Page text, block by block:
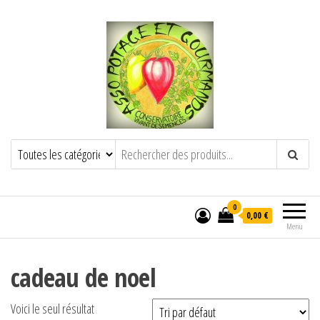
POTAGE ET GOURMANDSSemence paysanne naturelle
——————————————-
Menu
0
0,00 €
cadeau de noel
Voici le seul résultat